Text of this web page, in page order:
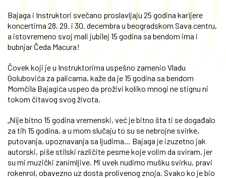
Bajaga i Instruktori svečano proslavljaju 25 godina karijere
koncertima 28, 29. i 30. decembra u beogradskom Sava centru,
a istovremeno svoj mali jubilej 15 godina sa bendom ima i
bubnjar Čeda Macura!
Čovek koji je u Instruktorima uspešno zamenio Vladu
Golubovića za palicama, kaže da je 15 godina sa bendom
Momčila Bajagića uspeo da proživi koliko mnogi ne stignu ni
tokom čitavog svog života.
„Nije bitno 15 godina vremenski, već je bitno šta ti se događalo
za tih 15 godina, a u mom slučaju to su se nebrojne svirke,
putovanja, upoznavanja sa ljudima… Bajaga je izuzetno jak
autorski, piše stilski različite pesme koje volim da sviram, jer
su mi muzički zanimljive. Mi uvek nudimo mušku svirku, pravi
rokenrol, obavezno uz dosta prolivenog znoja. Svako ko je bio